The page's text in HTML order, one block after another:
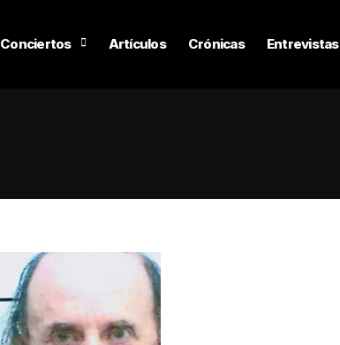
Conciertos Artículos Crónicas Entrevistas